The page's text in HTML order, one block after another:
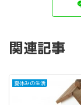
関連記事
夏休みの生活